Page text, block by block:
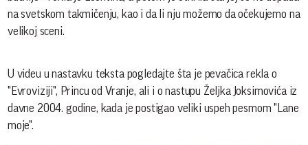
na svetskom takmičenju, kao i da li nju možemo da očekujemo na
velikoj sceni.
U videu u nastavku teksta pogledajte šta je pevačica rekla o
"Evroviziji", Princu od Vranje, ali i o nastupu Željka Joksimovića iz
davne 2004. godine, kada je postigao veliki uspeh pesmom "Lane
moje".